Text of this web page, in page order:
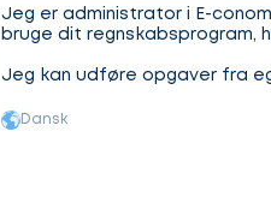
Jeg er administrator i E-
bruge dit regnskabsprogram,
Jeg kan udføre opgaver fra
Dansk